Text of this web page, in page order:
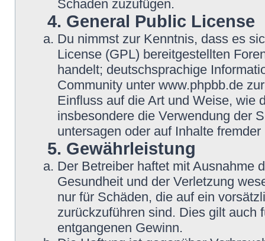
Schaden zuzufügen.
4. General Public License
Du nimmst zur Kenntnis, dass es
License (GPL) bereitgestellten
handelt; deutschsprachige
Community unter www.phpbb.de
Einfluss auf die Art und Weise, wie
insbesondere die Verwendung der
untersagen oder auf Inhalte
5. Gewährleistung
Der Betreiber haftet mit Ausnahme
Gesundheit und der Verletzung
nur für Schäden, die auf ein
zurückzuführen sind. Dies gilt auch
entgangenen Gewinn.